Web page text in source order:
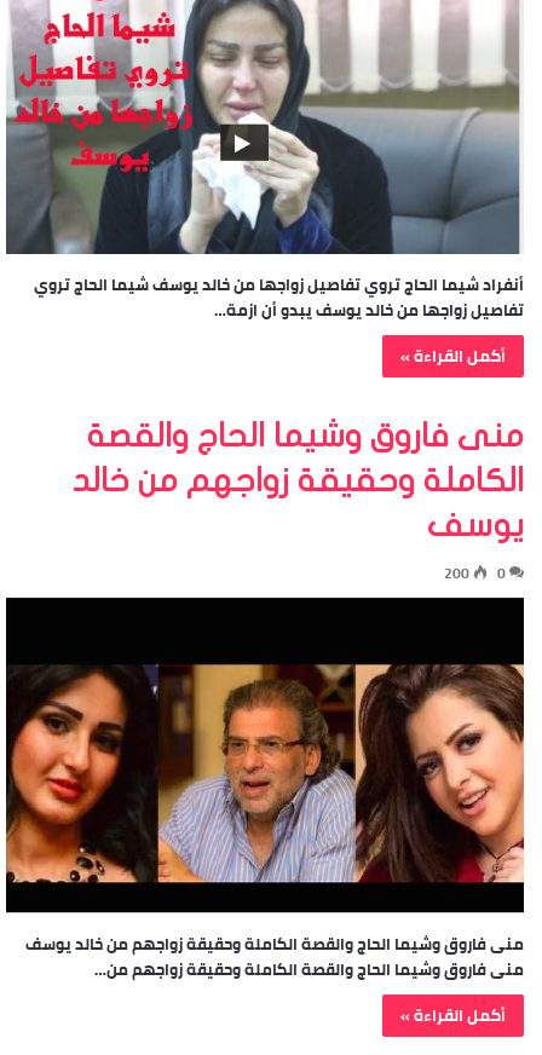
أنفراد شيما الحاج تروي تفاصيل زواجها من خالد يوسف شيما الحاج تروي
تفاصيل زواجها من خالد يوسف يبدو أن ازمة…
أكمل القراءة »
منى فاروق وشيما الحاج والقصة
الكاملة وحقيقة زواجهم من خالد
يوسف
0
200
منى فاروق وشيما الحاج والقصة الكاملة وحقيقة زواجهم من خالد يوسف
منى فاروق وشيما الحاج والقصة الكاملة وحقيقة زواجهم من…
أكمل القراءة »